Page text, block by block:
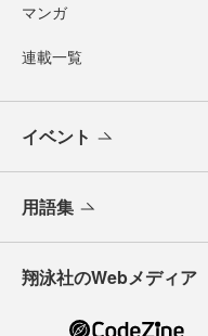
マンガ
連載一覧
イベント
用語集
翔泳社のWebメディア